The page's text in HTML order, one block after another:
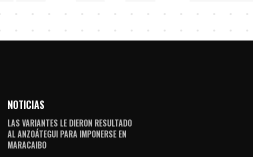
NOTICIAS
LAS VARIANTES LE DIERON RESULTADO
AL ANZOÁTEGUI PARA IMPONERSE EN
MARACAIBO